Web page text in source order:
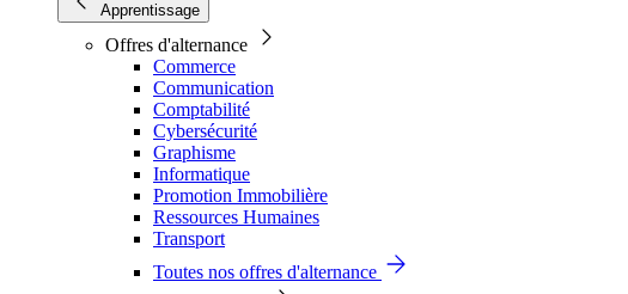
Apprentissage
Offres d'alternance
Commerce
Communication
Comptabilité
Cybersécurité
Graphisme
Informatique
Promotion Immobilière
Ressources Humaines
Transport
Toutes nos offres d'alternance